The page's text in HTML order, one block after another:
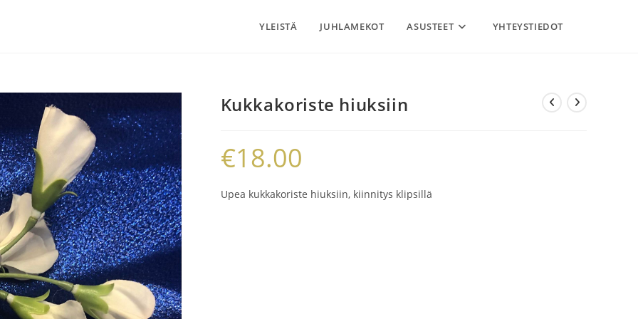
YLEISTÄ JUHLAMEKOT ASUSTEET YHTEYSTIEDOT
Kukkakoriste hiuksiin
€18.00
Upea kukkakoriste hiuksiin, kiinnitys klipsillä